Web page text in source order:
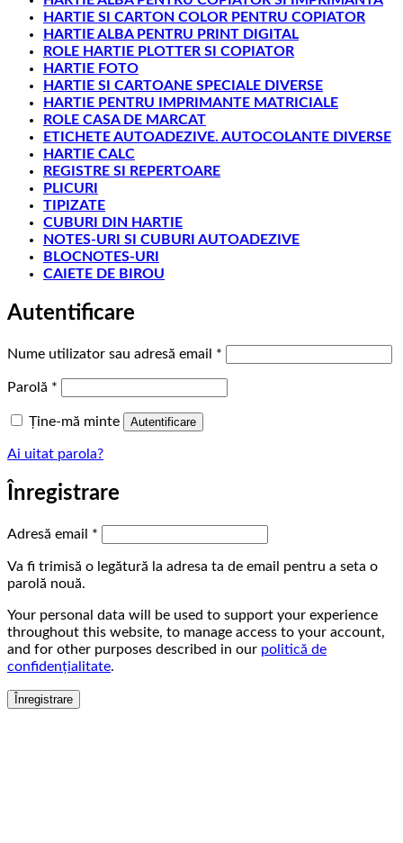
HARTIE SI CARTON COLOR PENTRU COPIATOR
HARTIE ALBA PENTRU PRINT DIGITAL
ROLE HARTIE PLOTTER SI COPIATOR
HARTIE FOTO
HARTIE SI CARTOANE SPECIALE DIVERSE
HARTIE PENTRU IMPRIMANTE MATRICIALE
ROLE CASA DE MARCAT
ETICHETE AUTOADEZIVE. AUTOCOLANTE DIVERSE
HARTIE CALC
REGISTRE SI REPERTOARE
PLICURI
TIPIZATE
CUBURI DIN HARTIE
NOTES-URI SI CUBURI AUTOADEZIVE
BLOCNOTES-URI
CAIETE DE BIROU
Autentificare
Nume utilizator sau adresă email *
Parolă *
Ține-mă minte Autentificare
Ai uitat parola?
Înregistrare
Adresă email *
Va fi trimisă o legătură la adresa ta de email pentru a seta o
parolă nouă.
Your personal data will be used to support your experience
throughout this website, to manage access to your account,
and for other purposes described in our politică de
confidențialitate.
Înregistrare